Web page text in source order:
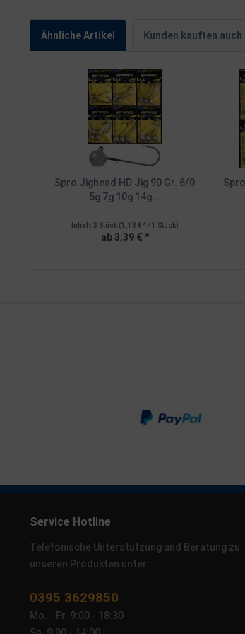
Ähnliche Artikel Kunden kauften auch
Spro Jighead HD Jig 90 Gr. 6/0
5g 7g 10g 14g...
Inhalt 3 Stück (1,13 € * / 1 Stück)
ab 3,39 € *
Service Hotline
Telefonische Unterstützung und Beratung zu
unseren Produkten unter:
0395 3629850
Mo. - Fr. 9:00 - 18:30